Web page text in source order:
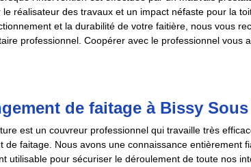
réalisateur des travaux et un impact néfaste pour la
et la durabilité de votre faitière, nous vous
professionnel. Coopérer avec le professionnel vous
de faitage à Bissy
est un couvreur professionnel qui travaille très
de faitage. Nous avons une connaissance entièrement
utilisable pour sécuriser le déroulement de toute nos